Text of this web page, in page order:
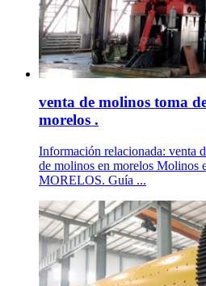
venta de molinos toma
morelos .
Información relacionada: venta
de molinos en morelos Molinos
MORELOS. Guía ...